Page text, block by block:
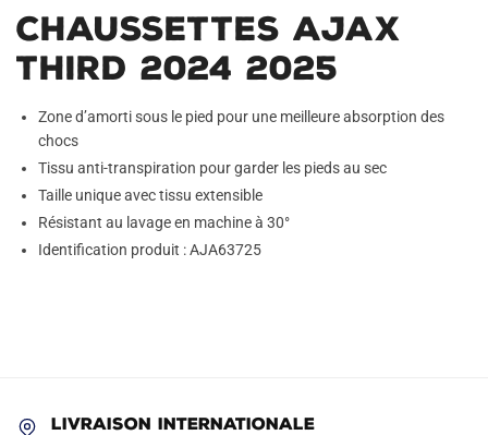
Chaussettes Ajax
Third 2024 2025
Zone d’amorti sous le pied pour une meilleure absorption des
chocs
Tissu anti-transpiration pour garder les pieds au sec
Taille unique avec tissu extensible
Résistant au lavage en machine à 30°
Identification produit : AJA63725
LIVRAISON INTERNATIONALE